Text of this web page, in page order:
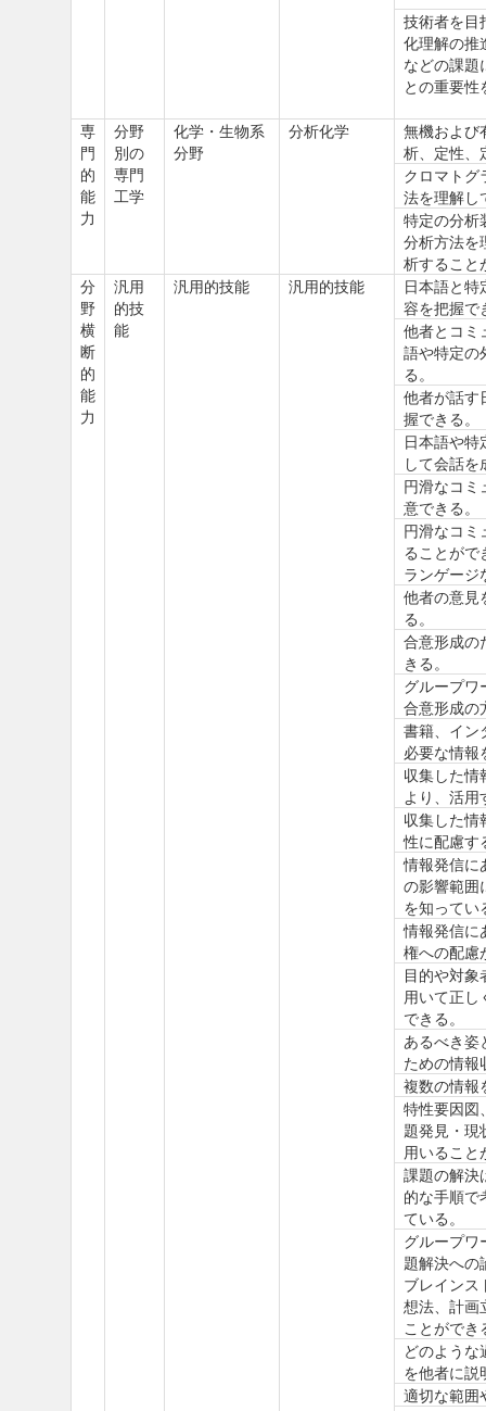
技術者を目
化理解の推
などの課題
との重要性
専
門
的
能
力
分野
別の
専門
工学
化学・生物系
分野
分析化学
無機および
析、定性、
クロマトグ
法を理解し
特定の分析
分析方法を
析すること
分
野
横
断
的
能
力
汎用
的技
能
汎用的技能 汎用的技能
日本語と
容を把握で
他者とコミ
語や特定の
る。
他者が話す
握できる。
日本語や
して会話
円滑なコミ
意できる。
円滑なコミ
ることがで
ランゲージ
他者の意見
る。
合意形成の
きる。
グループワ
合意形成の
書籍、イン
必要な情報
収集した情
より、活用
収集した情
性に配慮す
情報発信に
の影響範囲
を知ってい
情報発信に
権への配慮
目的や対
用いて正し
できる。
あるべき姿
ための情報
複数の情報
特性要因図
題発見・現
用いること
課題の解決
的な手順で
ている。
グループワ
題解決への
ブレインス
想法、計画
ことができ
どのよう
を他者に説
適切な範囲